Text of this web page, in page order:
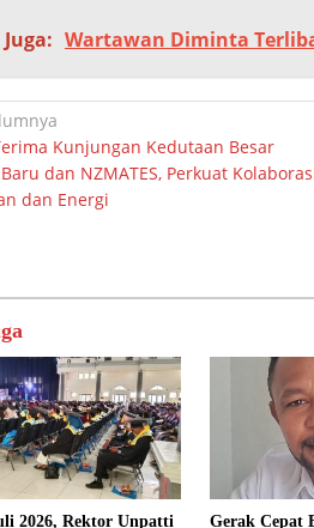
Wartawan Diminta
Kunjungan Kedutaan Besar
dan NZMATES, Perkuat
dan Energi
2026, Rektor Unpatti Gerak Cepat